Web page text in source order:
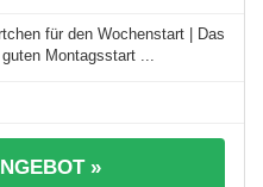
für den Wochenstart | Das
Montagsstart ...
»